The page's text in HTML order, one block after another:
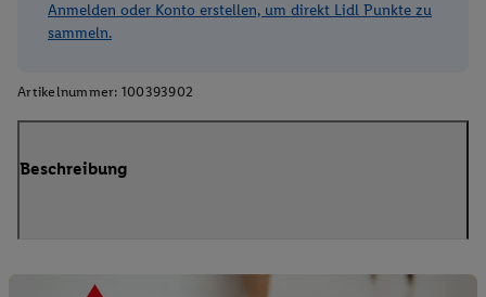
Anmelden oder Konto erstellen, um direkt Lidl Punkte zu
sammeln.
Artikelnummer: 100393902
Beschreibung